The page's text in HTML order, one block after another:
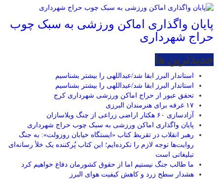
پایان واگذاری اماکن ورزشی به سبک چوب
حراج شهرداری
جديدترين ها
استاندار البرز ابقا شد/عبداللهی را بیشتر بشناسیم
استاندار البرز ابقا شد/عبداللهی را بیشتر بشناسیم
تحقق عبور از حراج اماکن ورزشی شهرداری کرج
۱۷ غرفه برای هنرمندان البرزی
آزادسازی ۶۰ هکتار اراضی زراعی از چنگ ویلاسازان
پایان واگذاری اماکن ورزشی به سبک چوب حراج شهرداری
رهبر انقلاب در تقریظ کتاب «ایستگاه خیابان روزولت»: به جنگ
روایت‌ها توجه لازم را نکرده‌ایم؛ این کتاب پُرکننده‌ یک خلأ رسانه‌ای
تبلیغاتی است
ما طالب جنگ نیستیم اما از حقوق کشورمان دفاع خواهیم کرد
هشدار سطح زرد و کاهش کیفیت هوای البرز